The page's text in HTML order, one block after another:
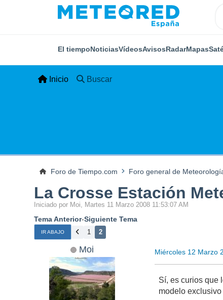
El tiempoNoticiasVídeosAvisosRadarMapas
Inicio Buscar
Foro de Tiempo.com Foro general de
La Crosse Estación
Iniciado por Moi, Martes 11 Marzo 2008 11:53:07 AM
Tema Anterior-Siguiente Tema
IR ABAJO 1 2
Moi Miércoles 12 Marzo
Sí, es curios que
modelo